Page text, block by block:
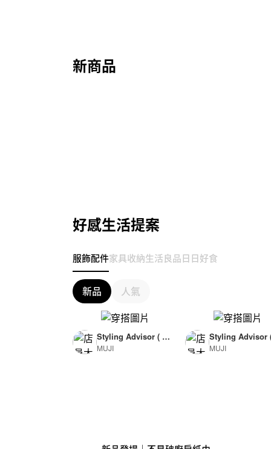
新商品
好感生活提案
服飾配件家具收納生活良品日日好食
新品 人氣
Styling Advisor ( F
or Woman )
MUJI
Styling Advisor
or Man )
MUJI